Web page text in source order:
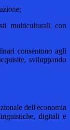
multiculturali con
consentono agli
sviluppando
dell'economia
digitali e